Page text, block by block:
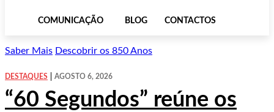
COMUNICAÇÃO BLOG CONTACTOS
Saber Mais Descobrir os 850 Anos
DESTAQUES AGOSTO 6, 2026
“60 Segundos” reúne os